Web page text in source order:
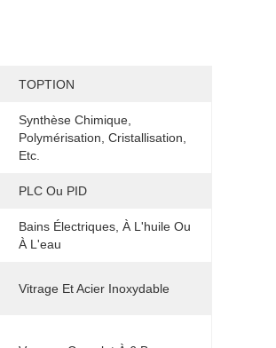
TOPTION
Synthèse Chimique,
Polymérisation, Cristallisation,
Etc.
PLC Ou PID
Bains Électriques, À L'huile Ou
À L'eau
Vitrage Et Acier Inoxydable